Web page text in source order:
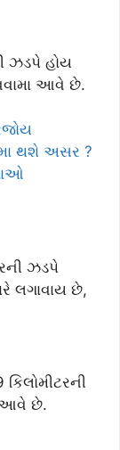
ઝડપે હોય
આવે છે.
થશે અસર ?
ઝડપે
લગાવાય છે,
આવે છે.